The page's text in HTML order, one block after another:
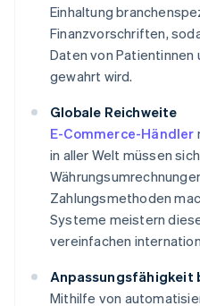
Einhaltung
Finanzvorschriften,
Daten von
gewahrt wird.
Globale Reichweite
E-Commerce-Händler
in aller Welt müssen
Zahlungsmethoden
Systeme meistern
vereinfachen
Anpassungsfähigkeit
Mithilfe von